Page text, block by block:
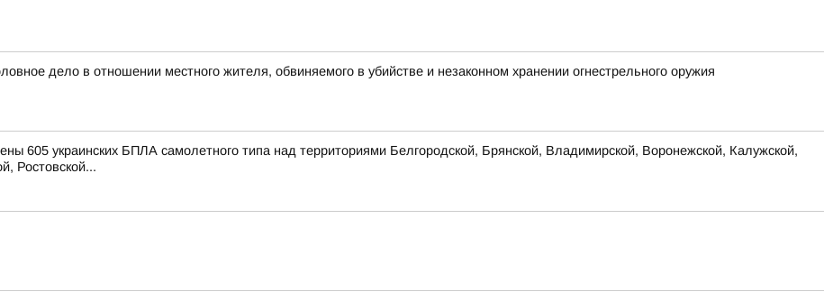
дело в отношении местного жителя, обвиняемого в убийстве и незаконном хранении огнестрельного оружия
605 украинских БПЛА самолетного типа над территориями Белгородской, Брянской, Владимирской, Воронежской, Калужской,
Ростовской...